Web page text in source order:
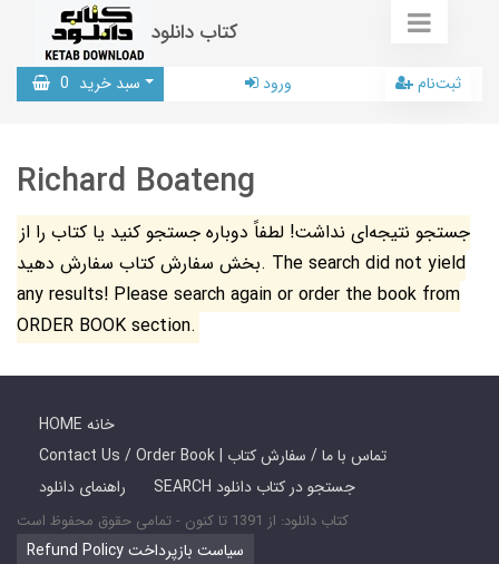
کتاب دانلود
سبد خرید 0 ورود ثبت‌نام
Richard Boateng
جستجو نتیجه‌ای نداشت! لطفاً دوباره جستجو کنید یا کتاب را از
بخش سفارش کتاب سفارش دهید. The search did not yield
any results! Please search again or order the book from
ORDER BOOK section.
HOME خانه
Contact Us / Order Book | تماس با ما / سفارش کتاب
راهنمای دانلود
SEARCH جستجو در کتاب دانلود
کتاب دانلود: از 1391 تا کنون - تمامی حقوق محفوظ است
Refund Policy سیاست بازپرداخت